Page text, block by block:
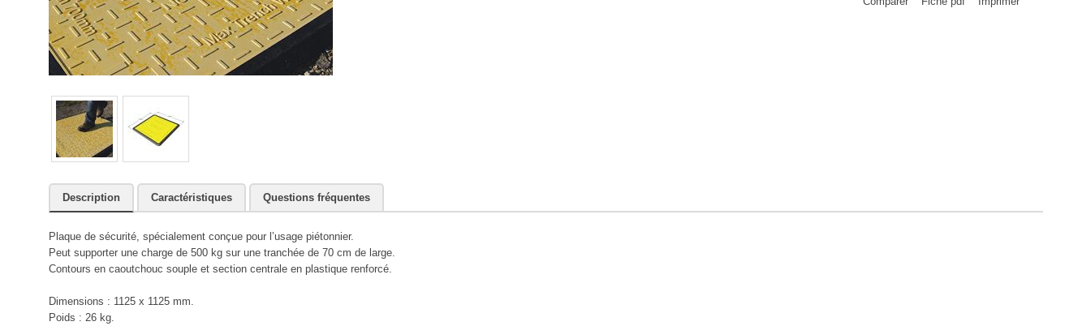
Description Caractéristiques Questions fréquentes
Plaque de sécurité, spécialement conçue pour l’usage piétonnier.
Peut supporter une charge de 500 kg sur une tranchée de 70 cm de large.
Contours en caoutchouc souple et section centrale en plastique renforcé.
Dimensions : 1125 x 1125 mm.
Poids : 26 kg.